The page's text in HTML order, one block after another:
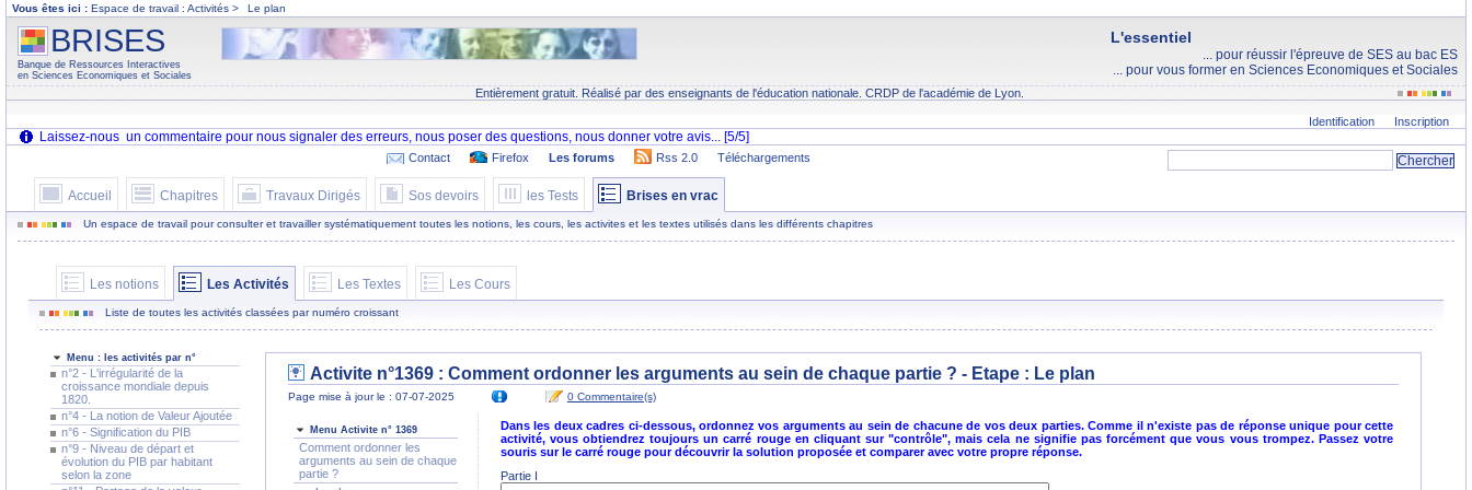
Vous êtes ici : Espace de travail : Activités > Le plan
L'essentiel
... pour réussir l'épreuve de SES au bac ES
... pour vous former en Sciences Economiques et Sociales
BRISES
Banque de Ressources Interactives
en Sciences Economiques et Sociales
Entièrement gratuit. Réalisé par des enseignants de l'éducation nationale. CRDP de l'académie de Lyon.
Identification Inscription
Contact Firefox Les forums Rss 2.0 Téléchargements
Accueil Chapitres Travaux Dirigés Sos devoirs les Tests Brises en vrac
Un espace de travail pour consulter et travailler systématiquement toutes les notions, les cours, les activites et les textes utilisés dans les différents chapitres
Les notions Les Activités Les Textes Les Cours
Liste de toutes les activités classées par numéro croissant
Menu : les activités par n°
n°2 - L'irrégularité de la
croissance mondiale depuis
1820.
n°4 - La notion de Valeur Ajoutée
n°6 - Signification du PIB
n°9 - Niveau de départ et
évolution du PIB par habitant
selon la zone
Activite n°1369 : Comment ordonner les arguments au sein de chaque partie ? - Etape : Le plan
Page mise à jour le : 07-07-2025 0 Commentaire(s)
Menu Activite n° 1369
Comment ordonner les
arguments au sein de chaque
partie ?
Dans les deux cadres ci-dessous, ordonnez vos arguments au sein de chacune de vos deux parties. Comme il n'existe pas de réponse unique pour cette
activité, vous obtiendrez toujours un carré rouge en cliquant sur "contrôle", mais cela ne signifie pas forcément que vous vous trompez. Passez votre
souris sur le carré rouge pour découvrir la solution proposée et comparer avec votre propre réponse.
Partie I